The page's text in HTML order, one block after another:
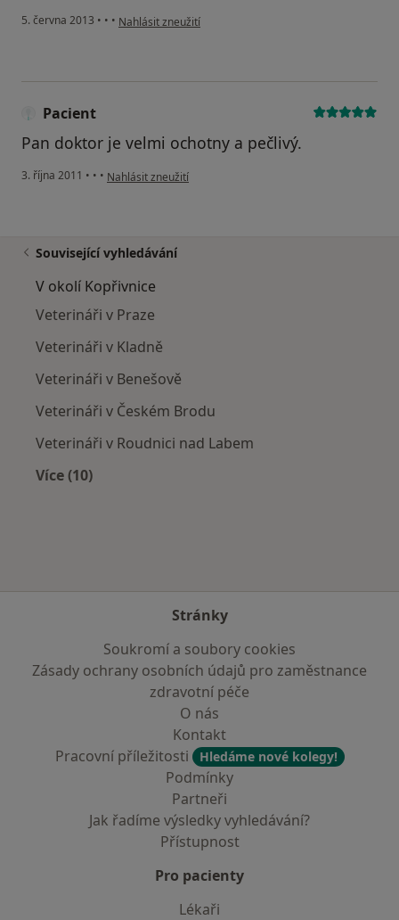
5. června 2013 • • • podle názoru uživatele Váš účet byl odstraněn
Nahlásit zneužití
Pacient
Pan doktor je velmi ochotny a pečlivý.
3. října 2011 • • • podle názoru uživatele Pacient
Nahlásit zneužití
Související vyhledávání
V okolí Kopřivnice
Veterináři v Praze
Veterináři v Kladně
Veterináři v Benešově
Veterináři v Českém Brodu
Veterináři v Roudnici nad Labem
Více (10)
Stránky
Soukromí a soubory cookies
Zásady ochrany osobních údajů pro zaměstnance
zdravotní péče
O nás
Kontakt
Pracovní příležitosti
Hledáme nové kolegy!
Podmínky
Partneři
Jak řadíme výsledky vyhledávání?
Přístupnost
Pro pacienty
Lékaři